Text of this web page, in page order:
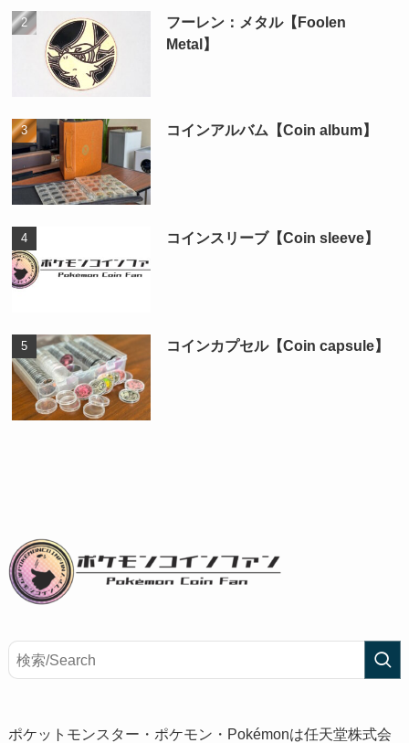
フーレン：メタル【Foolen
Metal】
コインアルバム【Coin album】
コインスリーブ【Coin sleeve】
コインカプセル【Coin capsule】
ポケットモンスター・ポケモン・Pokémonは任天堂株式会